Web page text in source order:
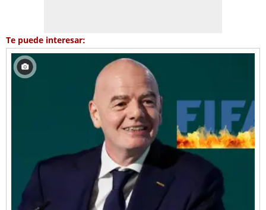
Te puede interesar: